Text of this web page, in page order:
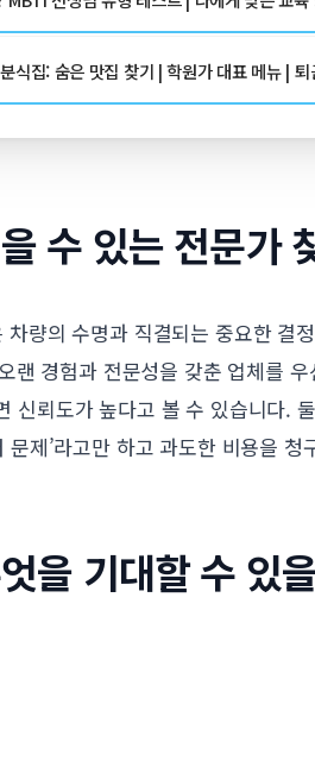
식집: 숨은 맛집 찾기 | 학원가 대표 메뉴 |
수 있는 전문가
량의 수명과 직결되는 중요한 결
랜 경험과 전문성을 갖춘 업체를
신뢰도가 높다고 볼 수 있습니다.
제’라고만 하고 과도한 비용을 청
을 기대할 수 있